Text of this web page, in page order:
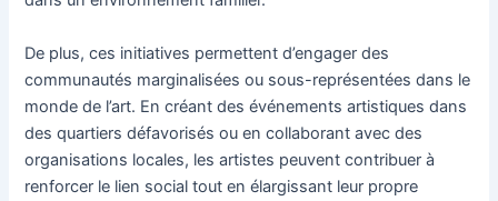
De plus, ces initiatives permettent d’engager des
communautés marginalisées ou sous-représentées dans le
monde de l’art. En créant des événements artistiques dans
des quartiers défavorisés ou en collaborant avec des
organisations locales, les artistes peuvent contribuer à
renforcer le lien social tout en élargissant leur propre